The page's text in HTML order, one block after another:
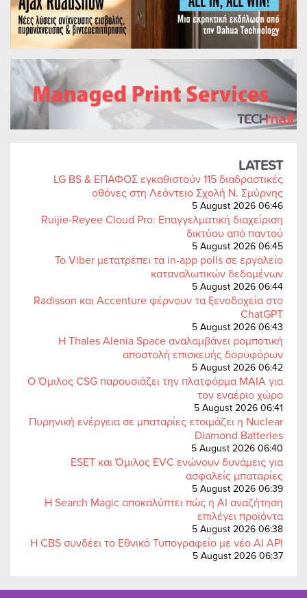
LATEST
LG BS & ΕΠΑΦΟΣ εγκαθιστούν 115 διαδραστικές
οθόνες στη Λεόντειο Σχολή Ν. Σμύρνης
5 August 2026 06:46
Ruijie-Reyee Cloud Pro: Επαγγελματική διαχείριση
δικτύου από παντού
5 August 2026 06:45
Το Viber μετατρέπει τα in-app polls σε εργαλείο
καταναλωτικών δεδομένων
5 August 2026 06:44
Radisson και Accenture φέρνουν τα ξενοδοχεία στο
ChatGPT
5 August 2026 06:43
Η Thales Alenia Space αναλαμβάνει ρομποτική
αποστολή επισκευής δορυφόρων
5 August 2026 06:42
Ο Όμιλος CSG παρουσιάζει την πλατφόρμα MAIA για
τον εναέριο χώρο
5 August 2026 06:41
Πυρηνική ενέργεια σε μπαταρίες ετοιμάζει η Nuclear
Diamond Batteries
5 August 2026 06:40
ESET και Όμιλος EVC ενώνουν δυνάμεις για
ασφαλείς μπαταρίες
5 August 2026 06:39
Η Search Magic αποκαλύπτει πώς η AI αναζήτηση
επιλέγει προϊόντα
5 August 2026 06:38
Η CBS συνδέει το Εθνικό Τυπογραφείο με νέο AI API
5 August 2026 06:37